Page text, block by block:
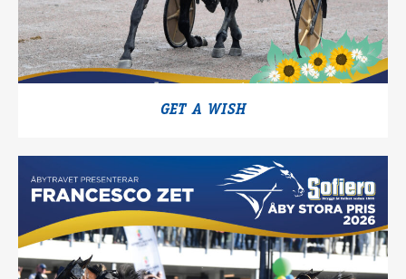
GET A WISH